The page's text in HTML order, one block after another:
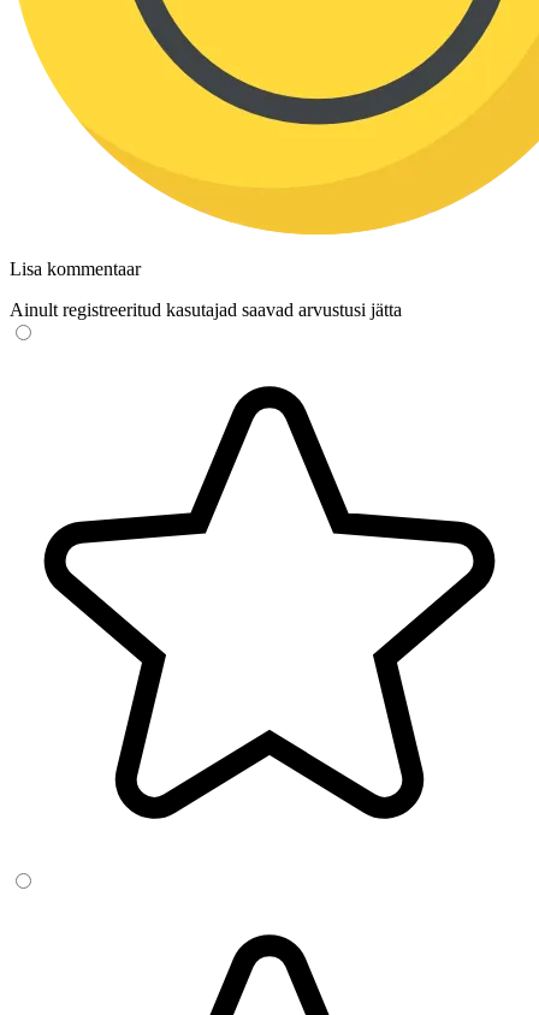
Lisa kommentaar
Ainult registreeritud kasutajad saavad arvustusi jätta